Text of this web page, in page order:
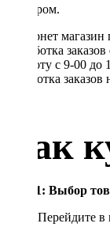
курьером.
Интернет
Обработка
Субботу с 9-00
обработка заказов
Как
Шаг 1: Выбор
Перейдите в